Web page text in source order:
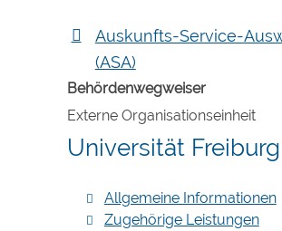
Auskunfts-Service-
(ASA)
Behördenwegweiser
Externe Organisationseinheit
Universität Freiburg
Allgemeine Informationen
Zugehörige Leistungen